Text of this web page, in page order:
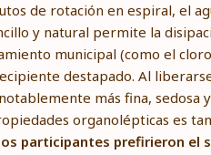
de rotación en espiral, el
y natural permite la
municipal (como el
destapado. Al
más fina, sedosa
organolépticas es
participantes prefirieron el